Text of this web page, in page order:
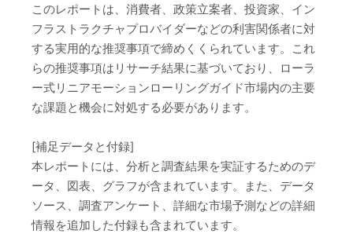
このレポートは、消費者、政策立案者、投資家、イン
フラストラクチャプロバイダーなどの利害関係者に対
する実用的な推奨事項で締めくくられています。これ
らの推奨事項はリサーチ結果に基づいており、ローラ
ー式リニアモーションローリングガイド市場内の主要
な課題と機会に対処する必要があります。
[補足データと付録]
本レポートには、分析と調査結果を実証するためのデ
ータ、図表、グラフが含まれています。また、データ
ソース、調査アンケート、詳細な市場予測などの詳細
情報を追加した付録も含まれています。